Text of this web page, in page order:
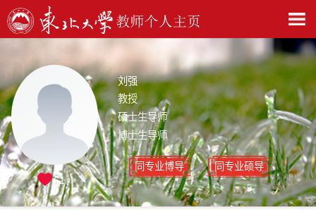
刘强
教授
硕士生导师
博士生导师
同专业博导
同专业硕导
61